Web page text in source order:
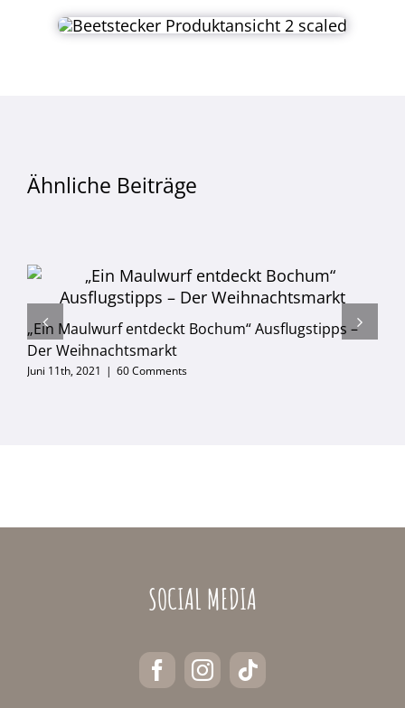
Ähnliche Beiträge
„Ein Maulwurf entdeckt Bochum“ Ausflugstipps –
Der Weihnachtsmarkt
Juni 11th, 2021 | 60 Comments
SOCIAL MEDIA